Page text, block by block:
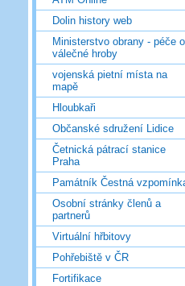
Dolin history web
Ministerstvo obrany - péče o
válečné hroby
vojenská pietní místa na
mapě
Hloubkaři
Občanské sdružení Lidice
Četnická pátrací stanice
Praha
Památník Čestná
Osobní stránky členů a
partnerů
Virtuální hřbitovy
Pohřebiště v ČR
Fortifikace